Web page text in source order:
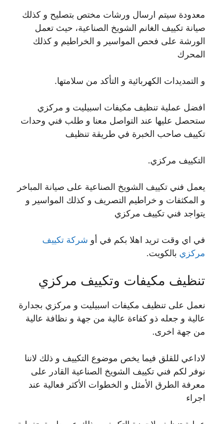
معدودة سيتم ارسال ورشات مختص بتصليح و كذلك
صيانة تكييف الغانم الشويخ الصناعية، حيث تعمل
الورشة على فحص المواسير و الخراطيم و كذلك
المحرك
و التمديدات الكهربائية و التأكد من سلامتها.
افضل عملية تنظيف مكيفات اسبيليت و مركزي
ستحصل عليها عند التواصل معنا و طلب فني وحدات
تكييف صاحب الخبرة في طريقة تنظيف
التكييف مركزي.
يعمل فني تكييف الشويخ الصناعية على صيانة المباخر
و المكثفات و خراطيم التصريف و كذلك المواسير و
يتواجد فني تكييف مركزي
في اي وقت تريد اهلا بكم في أو شركة تكييف
مركزي بالكويت.
تنظيف مكيفات وتكييف مركزي
نعمل على تنظيف مكيفات اسبيليت و مركزي بجدارة
عالية و جعله ذو كفاءة عالية من جهة و نظافة عالية
من جهة اخرى.
لاداعي للقلق فيما يخص موضوع التكييف و ذلك لاننا
نوفر لكم فني تكييف الشويخ الصناعية القادر على
معرفة الطرق الأمثل و الخطوات الأكثر فعالية عند
اجراء